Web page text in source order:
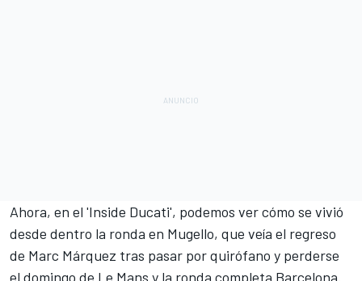
Ahora, en el 'Inside Ducati', podemos ver cómo se vivió
desde dentro la ronda en Mugello, que veía el regreso
de Marc Márquez tras pasar por quirófano y perderse
el domingo de Le Mans y la ronda completa Barcelona.